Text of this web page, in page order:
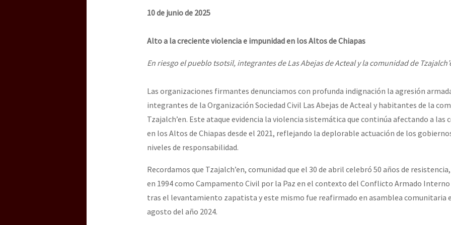
Dia 2 do Encontro “Guerra contra a Humanidad”
Dia 1: Encontro “Guerra contra a Humanidade”
[CDMX – 20 julio] Jornadas globales por la libertad de Jesús Plácido Galindo y el alto a la
“Sonhando a Terra do Bem Virá” se publica no Estado Espanhol
Se o México sabe, que o mundo saiba! Nossas lutas pela memória, a justiça e a dignidade
10 de junio de 2025
Alto a la creciente violencia e impunidad en los Altos de Chiapas
En riesgo el pueblo tsotsil, integrantes de Las Abejas de Acteal y la comunidad de
Las organizaciones firmantes denunciamos con profunda indignación la agresión
integrantes de la Organización Sociedad Civil Las Abejas de Acteal y habitantes de la
Tzajalch’en. Este ataque evidencia la violencia sistemática que continúa afectando a las
en los Altos de Chiapas desde el 2021, reflejando la deplorable actuación de los
niveles de responsabilidad.
Recordamos que Tzajalch’en, comunidad que el 30 de abril celebró 50 años de
en 1994 como Campamento Civil por la Paz en el contexto del Conflicto Armado Interno
tras el levantamiento zapatista y este mismo fue reafirmado en asamblea comunitaria
agosto del año 2024.